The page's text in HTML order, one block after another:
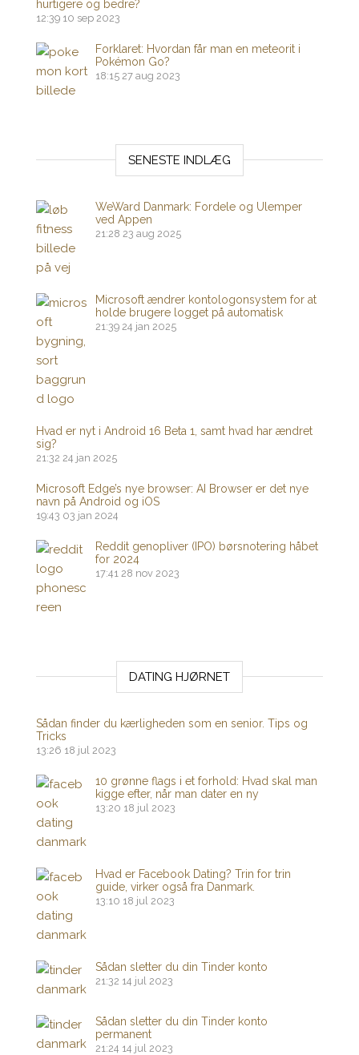
hurtigere og bedre?
12:39 10 sep 2023
Forklaret: Hvordan får man en meteorit i
Pokémon Go?
18:15 27 aug 2023
SENESTE INDLÆG
WeWard Danmark: Fordele og Ulemper
ved Appen
21:28 23 aug 2025
Microsoft ændrer kontologonsystem for at
holde brugere logget på automatisk
21:39 24 jan 2025
Hvad er nyt i Android 16 Beta 1, samt hvad har ændret
sig?
21:32 24 jan 2025
Microsoft Edge’s nye browser: AI Browser er det nye
navn på Android og iOS
19:43 03 jan 2024
Reddit genopliver (IPO) børsnotering håbet
for 2024
17:41 28 nov 2023
DATING HJØRNET
Sådan finder du kærligheden som en senior. Tips og
Tricks
13:26 18 jul 2023
10 grønne flags i et forhold: Hvad skal man
kigge efter, når man dater en ny
13:20 18 jul 2023
Hvad er Facebook Dating? Trin for trin
guide, virker også fra Danmark.
13:10 18 jul 2023
Sådan sletter du din Tinder konto
21:32 14 jul 2023
Sådan sletter du din Tinder konto
permanent
21:24 14 jul 2023